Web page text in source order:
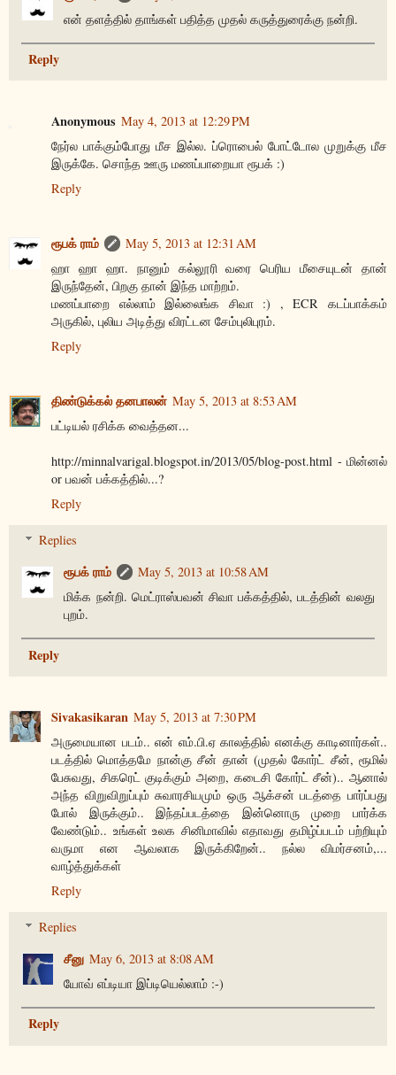
என் தளத்தில் தாங்கள் பதித்த முதல் கருத்துரைக்கு நன்றி.
Reply
Anonymous May 4, 2013 at 12:29 PM
நேர்ல பாக்கும்போது மீச இல்ல. ப்ரொபைல் போட்டோல முறுக்கு மீச
இருக்கே. சொந்த ஊரு மணப்பாறையா ரூபக் :)
Reply
ரூபக் ராம்
May 5, 2013 at 12:31 AM
ஹா ஹா ஹா. நானும் கல்லூரி வரை பெரிய மீசையுடன் தான்
இருந்தேன், பிறகு தான் இந்த மாற்றம்.
மணப்பாறை எல்லாம் இல்லைங்க சிவா :) , ECR கடப்பாக்கம்
அருகில், புலிய அடித்து விரட்டன சேம்புலிபுரம்.
Reply
திண்டுக்கல் தனபாலன் May 5, 2013 at 8:53 AM
பட்டியல் ரசிக்க வைத்தன...
http://minnalvarigal.blogspot.in/2013/05/blog-post.html - மின்னல்
or பவன் பக்கத்தில்...?
Reply
Replies
ரூபக் ராம்
May 5, 2013 at 10:58 AM
மிக்க நன்றி. மெட்ராஸ்பவன் சிவா பக்கத்தில், படத்தின் வலது
புறம்.
Reply
Sivakasikaran May 5, 2013 at 7:30 PM
அருமையான படம்.. என் எம்.பி.ஏ காலத்தில் எனக்கு காடினார்கள்..
படத்தில் மொத்தமே நான்கு சீன் தான் (முதல் கோர்ட் சீன், ரூமில்
பேசுவது, சிகரெட் குடிக்கும் அறை, கடைசி கோர்ட் சீன்).. ஆனால்
அந்த விறுவிறுப்பும் சுவாரசியமும் ஒரு ஆக்சன் படத்தை பார்ப்பது
போல் இருக்கும்.. இந்தப்படத்தை இன்னொரு முறை பார்க்க
வேண்டும்.. உங்கள் உலக சினிமாவில் எதாவது தமிழ்ப்படம் பற்றியும்
வருமா என ஆவலாக இருக்கிறேன்.. நல்ல விமர்சனம்,...
வாழ்த்துக்கள்
Reply
Replies
சீனு May 6, 2013 at 8:08 AM
யோவ் எப்டியா இப்டியெல்லாம் :-)
Reply